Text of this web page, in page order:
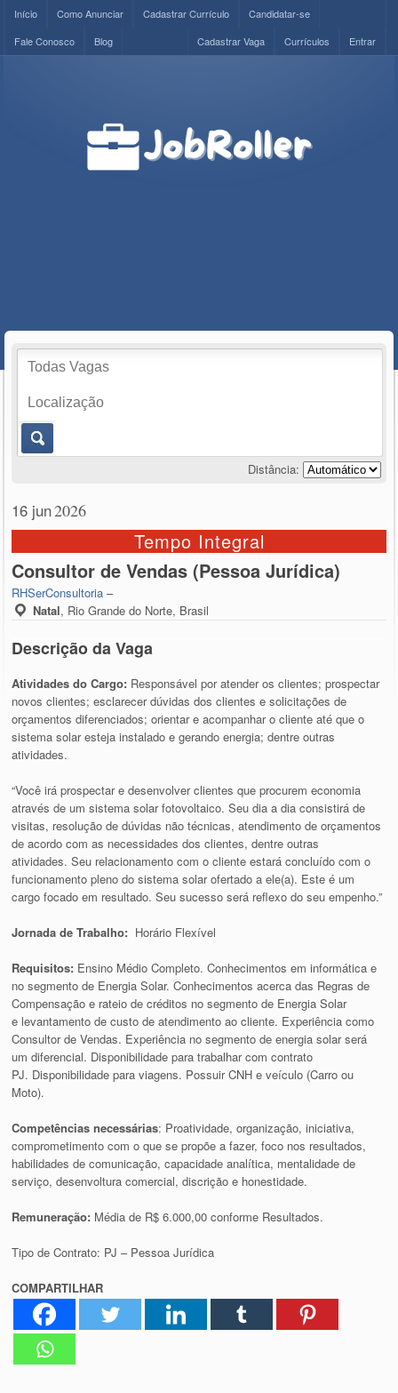
Início Como Anunciar Cadastrar Currículo
Candidatar-se
Fale Conosco
Blog Entrar
Currículos
Cadastrar Vaga
Distância:
16 jun2026
Tempo Integral
Consultor de Vendas (Pessoa Jurídica)
RHSerConsultoria –
Natal, Rio Grande do Norte, Brasil
Descrição da Vaga
Atividades do Cargo: Responsável por atender os clientes; prospectar
novos clientes; esclarecer dúvidas dos clientes e solicitações de
orçamentos diferenciados; orientar e acompanhar o cliente até que o
sistema solar esteja instalado e gerando energia; dentre outras
atividades.
“Você irá prospectar e desenvolver clientes que procurem economia
através de um sistema solar fotovoltaico. Seu dia a dia consistirá de
visitas, resolução de dúvidas não técnicas, atendimento de orçamentos
de acordo com as necessidades dos clientes, dentre outras
atividades. Seu relacionamento com o cliente estará concluído com o
funcionamento pleno do sistema solar ofertado a ele(a). Este é um
cargo focado em resultado. Seu sucesso será reflexo do seu empenho.”
Jornada de Trabalho: Horário Flexível
Requisitos: Ensino Médio Completo. Conhecimentos em informática e
no segmento de Energia Solar. Conhecimentos acerca das Regras de
Compensação e rateio de créditos no segmento de Energia Solar
e levantamento de custo de atendimento ao cliente. Experiência como
Consultor de Vendas. Experiência no segmento de energia solar será
um diferencial. Disponibilidade para trabalhar com contrato
PJ. Disponibilidade para viagens. Possuir CNH e veículo (Carro ou
Moto).
Competências necessárias: Proatividade, organização, iniciativa,
comprometimento com o que se propõe a fazer, foco nos resultados,
habilidades de comunicação, capacidade analítica, mentalidade de
serviço, desenvoltura comercial, discrição e honestidade.
Remuneração: Média de R$ 6.000,00 conforme Resultados.
Tipo de Contrato: PJ – Pessoa Jurídica
COMPARTILHAR